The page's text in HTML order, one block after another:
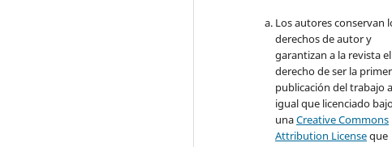
Los autores conservan
derechos de autor y
garantizan a la revista el
derecho de ser la
publicación del trabajo
igual que licenciado
unaCreative Commons
Attribution Licenseque